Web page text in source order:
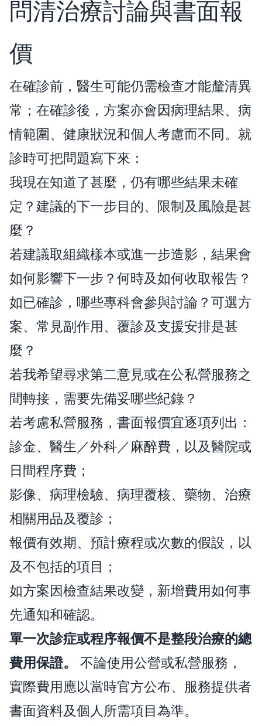
問清治療討論與書面報
價
在確診前，醫生可能仍需檢查才能釐清異
常；在確診後，方案亦會因病理結果、病
情範圍、健康狀況和個人考慮而不同。就
診時可把問題寫下來：
我現在知道了甚麼，仍有哪些結果未確
定？建議的下一步目的、限制及風險是甚
麼？
若建議取組織樣本或進一步造影，結果會
如何影響下一步？何時及如何收取報告？
如已確診，哪些專科會參與討論？可選方
案、常見副作用、覆診及支援安排是甚
麼？
若我希望尋求第二意見或在公私營服務之
間轉接，需要先備妥哪些紀錄？
若考慮私營服務，書面報價宜逐項列出：
診金、醫生／外科／麻醉費，以及醫院或
日間程序費；
影像、病理檢驗、病理覆核、藥物、治療
相關用品及覆診；
報價有效期、預計療程或次數的假設，以
及不包括的項目；
如方案因檢查結果改變，新增費用如何事
先通知和確認。
單一次診症或程序報價不是整段治療的總
費用保證。
不論使用公營或私營服務，
實際費用應以當時官方公布、服務提供者
書面資料及個人所需項目為準。